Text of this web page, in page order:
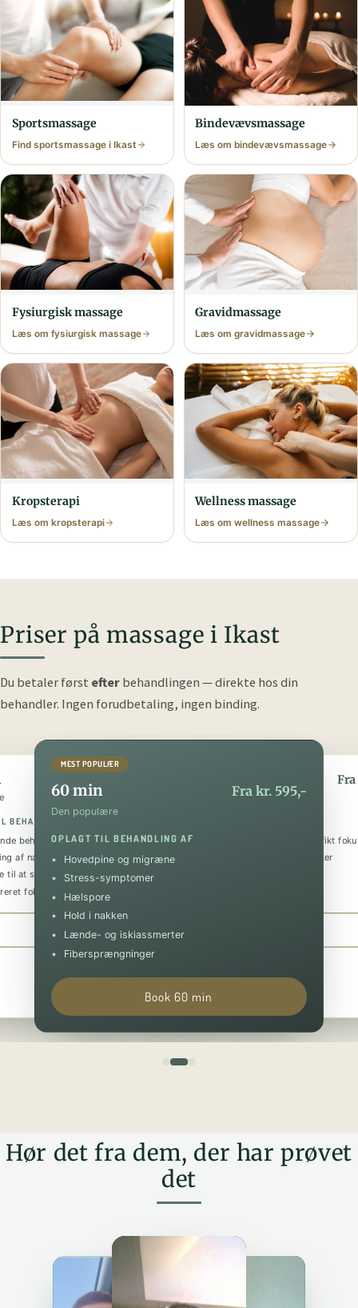
Sports­massage
Find sports­massage i Ikast
Bindevævs­massage
Læs om bindevævs­massage
Fysiurgisk massage
Læs om fysiurgisk massage
Gravid­massage
Læs om gravid­massage
Krops­terapi
Læs om krops­terapi
Wellness massage
Læs om wellness massage
Priser på massage i Ikast
Du betaler først efter behandlingen — direkte hos din
behandler. Ingen forudbetaling, ingen binding.
BEHANDLING AF
behandling
af nakke og skuldre
til at sænke stressniveauet
fokus på specifik skade
Book 30 min
MEST POPULÆR
60 min Fra kr. 595,-
Den populære
OPLAGT TIL BEHANDLING AF
Hovedpine og migræne
Stress-symptomer
Hælspore
Hold i nakken
Lænde- og iskiassmerter
Fibersprængninger
Book 60 min
Fra
Den luksuriøse
Helkropsmassage med et specifikt
Behandling af flere problematikker
Hør det fra dem, der har prøvet
det